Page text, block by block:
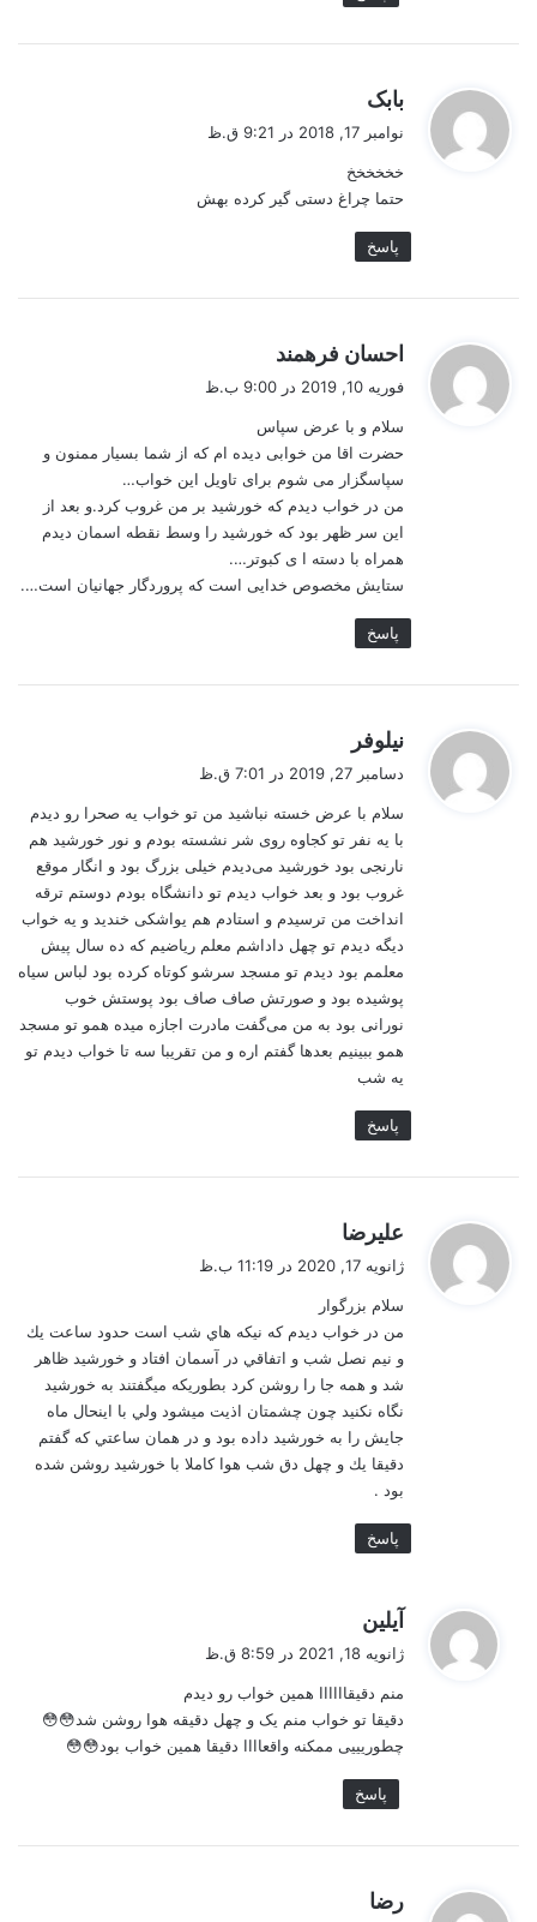
بابک
ت
:
نوامبر 17, 2018 در 9:21 ق.ظ
خخخخخخ
حتما چراغ دستی گیر کرده بهش
پاسخ
احسان فرهمند
:
فوریه 10, 2019 در 9:00 ب.ظ
سلام و با عرض سپاس
حضرت اقا من خوابی دیده ام که از شما بسیار ممنون و
سپاسگزار می شوم برای تاویل این خواب…
من در خواب دیدم که خورشید بر من غروب کرد.و بعد از
این سر ظهر بود که خورشید را وسط نقطه اسمان دیدم
همراه با دسته ا ی کبوتر….
ستایش مخصوص خدایی است که پروردگار جهانیان است….
پاسخ
نیلوفر
:
دسامبر 27, 2019 در 7:01 ق.ظ
سلام با عرض خسته نباشید من تو خواب یه صحرا رو دیدم
با یه نفر تو کجاوه روی شر نشسته بودم و نور خورشید هم
نارنجی بود خورشید می‌دیدم خیلی بزرگ بود و انگار موقع
غروب بود و بعد خواب دیدم تو دانشگاه بودم دوستم ترقه
انداخت من ترسیدم و استادم هم یواشکی خندید و یه خواب
دیگه دیدم تو چهل داداشم معلم ریاضیم که ده سال پیش
معلمم بود دیدم تو مسجد سرشو کوتاه کرده بود لباس سیاه
پوشیده بود و صورتش صاف صاف بود پوستش خوب
نورانی بود به من می‌گفت مادرت اجازه میده همو تو مسجد
همو ببینیم بعدها گفتم اره و من تقریبا سه تا خواب دیدم تو
یه شب
پاسخ
عليرضا
:
ژانویه 17, 2020 در 11:19 ب.ظ
سلام بزرگوار
من در خواب ديدم كه نيكه هاي شب است حدود ساعت يك
و نيم نصل شب و اتفاقي در آسمان افتاد و خورشيد ظاهر
شد و همه جا را روشن كرد بطوريكه ميگفتند به خورشيد
نگاه نكنيد چون چشمتان اذيت ميشود ولي با اينحال ماه
جايش را به خورشيد داده بود و در همان ساعتي كه گفتم
دقيقا يك و چهل دق شب هوا كاملا با خورشيد روشن شده
بود .
پاسخ
آیلین
:
ژانویه 18, 2021 در 8:59 ق.ظ
منم دقیقاااااا همین خواب رو دیدم
دقیقا تو خواب منم یک و چهل دقیقه هوا روشن شد😳😳
چطوریییی ممکنه واقعاااا دقیقا همین خواب بود😳😳
پاسخ
رضا